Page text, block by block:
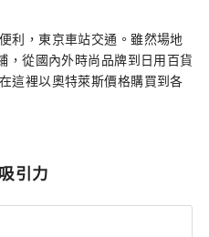
利，東京車站交通。雖然場地
，從國內外時尚品牌到日用百貨
這裡以奧特萊斯價格購買到各
引力